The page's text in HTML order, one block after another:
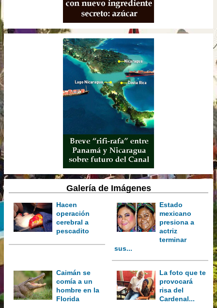
Galería de Imágenes
Hacen
operación
cerebral a
pescadito
Estado
mexicano
presiona a
actriz
terminar
sus...
Caimán se
comía a un
hombre en la
Florida
La foto que te
provocará
risa del
Cardenal...